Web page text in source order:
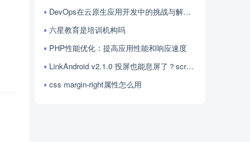
DevOps在云原生应用开发中的挑战与解决方案探讨
六星教育是培训机构吗
PHP性能优化：提高应用性能和响应速度
LinkAndroid v2.1.0 投屏也能息屏了？scrcpy 4.1 加持，LinkAndroid 让屏幕控制更随心
css margin-right属性怎么用